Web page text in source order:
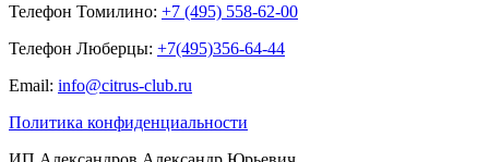
Телефон Томилино: +7 (495) 558-62-00
Телефон Люберцы: +7(495)356-64-44
Email: info@citrus-club.ru
Политика конфиденциальности